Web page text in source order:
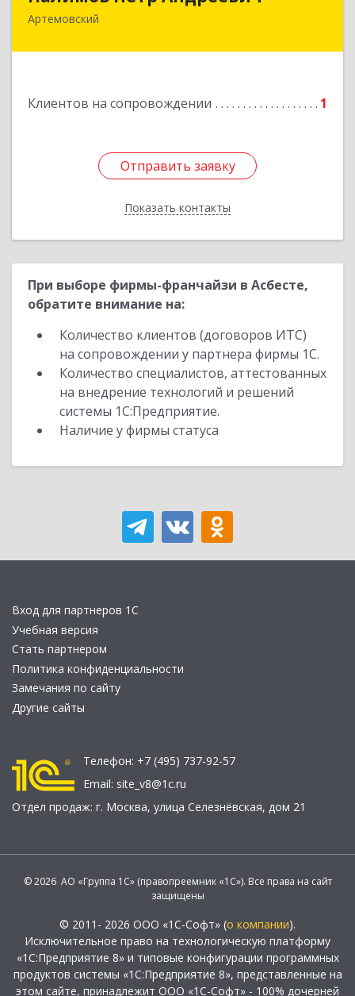
Артемовский
Клиентов на сопровождении 1
Отправить заявку
Показать контакты
623780, Свердловская обл, Артемовский г,
Отправить заявку
Назад
При выборе фирмы-франчайзи в Асбесте,
обратите внимание на:
Количество клиентов (договоров ИТС)
на сопровождении у партнера фирмы 1С.
Количество специалистов, аттестованных
на внедрение технологий и решений
системы 1С:Предприятие.
Наличие у фирмы статуса
Вход для партнеров 1С
Учебная версия
Стать партнером
Политика конфиденциальности
Замечания по сайту
Другие сайты
Телефон: +7 (495) 737-92-57
Email: site_v8@1c.ru
Отдел продаж: г. Москва, улица Селезнёвская, дом 21
© 2026 АО «Группа 1С» (правопреемник «1С»). Все права на сайт
защищены
© 2011- 2026 ООО «1С-Софт» (о компании).
Исключительное право на технологическую платформу
«1С:Предприятие 8» и типовые конфигурации программных
продуктов системы «1С:Предприятие 8», представленные на
этом сайте, принадлежит ООО «1С-Софт» - 100% дочерней